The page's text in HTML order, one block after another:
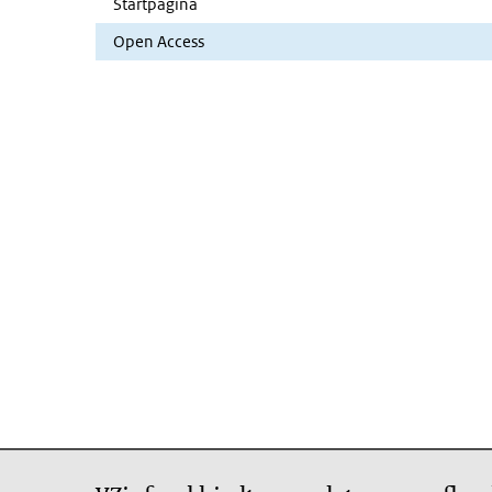
Open Access